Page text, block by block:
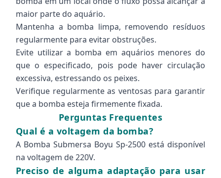
maior parte do aquário.
Mantenha a bomba limpa, removendo resíduos
regularmente para evitar obstruções.
Evite utilizar a bomba em aquários menores do
que o especificado, pois pode haver circulação
excessiva, estressando os peixes.
Verifique regularmente as ventosas para garantir
que a bomba esteja firmemente fixada.
Perguntas Frequentes
Qual é a voltagem da bomba?
A Bomba Submersa Boyu Sp-2500 está disponível
na voltagem de 220V.
Preciso de alguma adaptação para usar